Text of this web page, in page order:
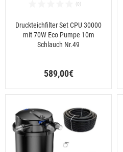
Druckteichfilter Set CPU 30000
mit 70W Eco Pumpe 10m
Schlauch Nr.49
589,00€